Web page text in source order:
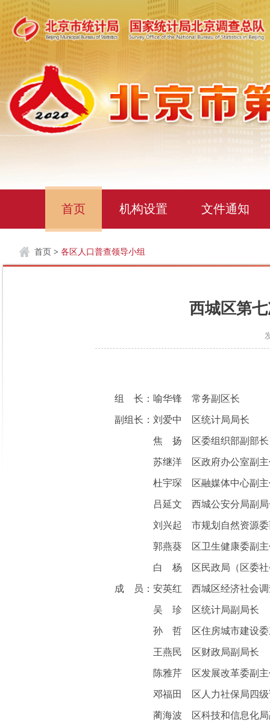
首页 机构设置 文件通知
首页 > 各区人口普查领导小组
西城区第
组 长：喻华锋 常务副区长
副组长：刘爱中 区统计局局长
焦 扬 区委组织部副部长
苏继洋 区政府办公室副主
杜宇琛 区融媒体中心副主
吕延文 西城公安分局副局
刘兴起 市规划自然资源委西
郭燕葵 区卫生健康委副主
白 杨 区民政局（区委社会
成 员 ： 安英红 西城区经济社会调
吴 珍 区统计局副局长
孙 哲 区住房城市建设委三
王燕民 区财政局副局长
陈雅芹 区发展改革委副主
邓福田 区人力社保局四级
蔺海波 区科技和信息化局